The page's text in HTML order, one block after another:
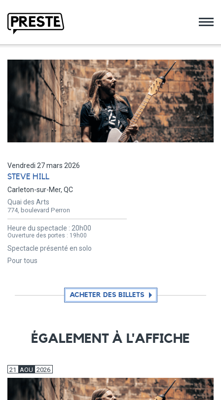
Vendredi 27 mars 2026
STEVE HILL
Carleton-sur-Mer, QC
Quai des Arts
774, boulevard Perron
Heure du spectacle : 20h00
Ouverture des portes : 19h00
Spectacle présenté en solo
Pour tous
ACHETER DES BILLETS
ÉGALEMENT À L'AFFICHE
21 AOU 2026